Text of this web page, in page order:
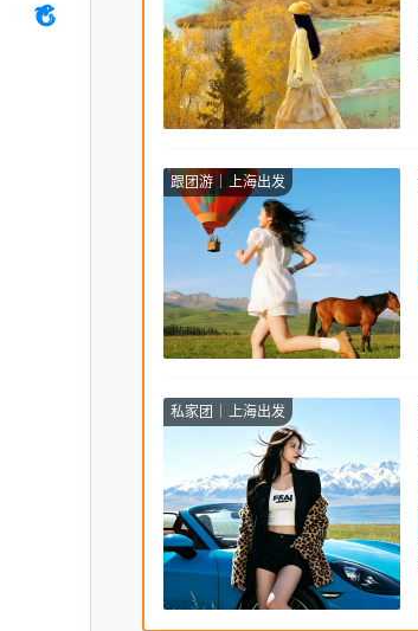
跟团游 上海出发
私家团 上海出发